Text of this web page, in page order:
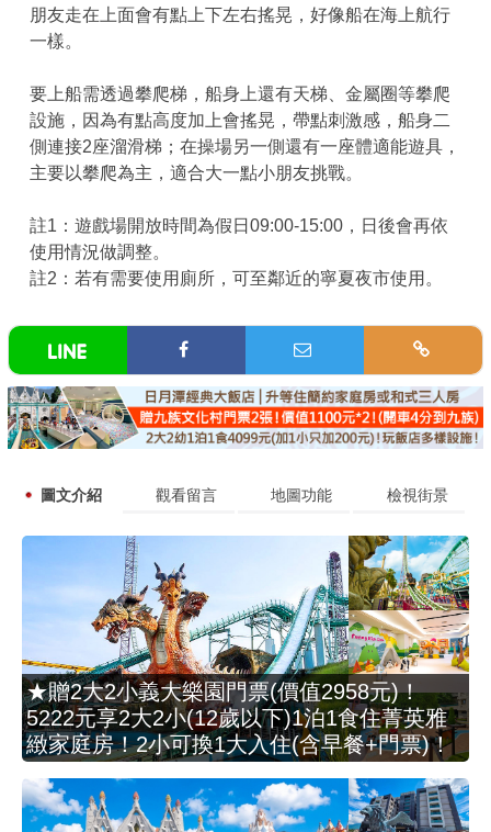
朋友走在上面會有點上下左右搖晃，好像船在海上航行
一樣。
要上船需透過攀爬梯，船身上還有天梯、金屬圈等攀爬
設施，因為有點高度加上會搖晃，帶點刺激感，船身二
側連接2座溜滑梯；在操場另一側還有一座體適能遊具，
主要以攀爬為主，適合大一點小朋友挑戰。
註1：遊戲場開放時間為假日09:00-15:00，日後會再依
使用情況做調整。
註2：若有需要使用廁所，可至鄰近的寧夏夜市使用。
圖文介紹 觀看留言 地圖功能 檢視街景
★贈2大2小義大樂園門票(價值2958元)！
5222元享2大2小(12歲以下)1泊1食住菁英雅
緻家庭房！2小可換1大入住(含早餐+門票)！